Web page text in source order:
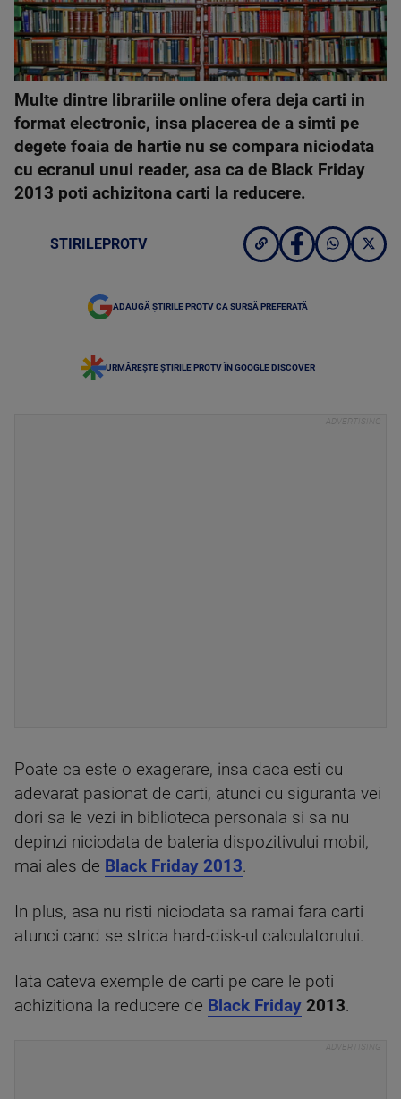
Multe dintre librariile online ofera deja carti in
format electronic, insa placerea de a simti pe
degete foaia de hartie nu se compara niciodata
cu ecranul unui reader, asa ca de Black Friday
2013 poti achizitona carti la reducere.
STIRILEPROTV
ADAUGĂ ȘTIRILE PROTV CA SURSĂ PREFERATĂ
URMĂREȘTE ȘTIRILE PROTV ÎN GOOGLE DISCOVER
Poate ca este o exagerare, insa daca esti cu
adevarat pasionat de carti, atunci cu siguranta vei
dori sa le vezi in biblioteca personala si sa nu
depinzi niciodata de bateria dispozitivului mobil,
mai ales de Black Friday 2013.
In plus, asa nu risti niciodata sa ramai fara carti
atunci cand se strica hard-disk-ul calculatorului.
Iata cateva exemple de carti pe care le poti
achizitiona la reducere de Black Friday 2013.